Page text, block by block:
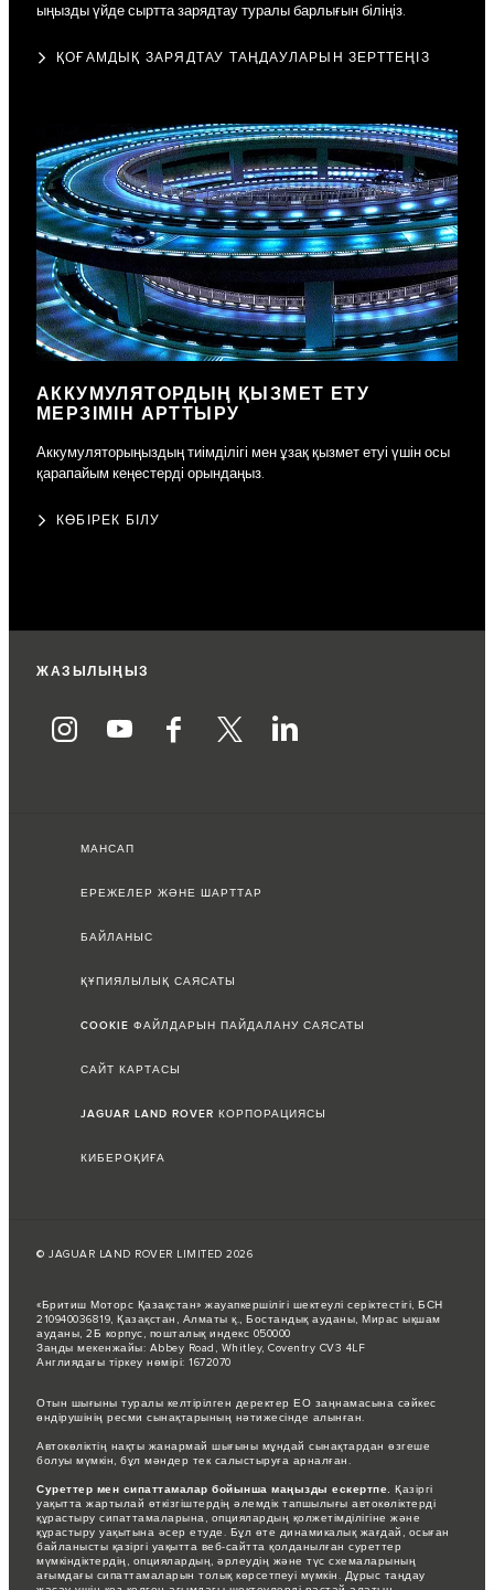
ыңызды үйде сыртта зарядтау туралы барлығын біліңіз.
ҚОҒАМДЫҚ ЗАРЯДТАУ ТАҢДАУЛАРЫН ЗЕРТТЕҢІЗ
АККУМУЛЯТОРДЫҢ ҚЫЗМЕТ ЕТУ
МЕРЗІМІН АРТТЫРУ
Аккумуляторыңыздың тиімділігі мен ұзақ қызмет етуі үшін осы
қарапайым кеңестерді орындаңыз.
КӨБІРЕК БІЛУ
ЖАЗЫЛЫҢЫЗ
МАНСАП
ЕРЕЖЕЛЕР ЖӘНЕ ШАРТТАР
БАЙЛАНЫС
ҚҰПИЯЛЫЛЫҚ САЯСАТЫ
COOKIE ФАЙЛДАРЫН ПАЙДАЛАНУ САЯСАТЫ
САЙТ КАРТАСЫ
JAGUAR LAND ROVER КОРПОРАЦИЯСЫ
КИБЕРОҚИҒА
© JAGUAR LAND ROVER LIMITED 2026
«Бритиш Моторс Қазақстан» жауапкершілігі шектеулі серіктестігі, БСН
210940036819, Қазақстан, Алматы қ., Бостандық ауданы, Мирас ықшам
ауданы, 2Б корпус, пошталық индекс 050000
Заңды мекенжайы: Abbey Road, Whitley, Coventry CV3 4LF
Англиядағы тіркеу нөмірі: 1672070
Отын шығыны туралы келтірілген деректер ЕО заңнамасына сәйкес
өндірушінің ресми сынақтарының нәтижесінде алынған.
Автокөліктің нақты жанармай шығыны мұндай сынақтардан өзгеше
болуы мүмкін, бұл мәндер тек салыстыруға арналған.
Суреттер мен сипаттамалар бойынша маңызды ескертпе. Қазіргі
уақытта жартылай өткізгіштердің әлемдік тапшылығы автокөліктерді
құрастыру сипаттамаларына, опциялардың қолжетімділігіне және
құрастыру уақытына әсер етуде. Бұл өте динамикалық жағдай, осыған
байланысты қазіргі уақытта веб-сайтта қолданылған суреттер
мүмкіндіктердің, опциялардың, әрлеудің және түс схемаларының
ағымдағы сипаттамаларын толық көрсетпеуі мүмкін. Дұрыс таңдау